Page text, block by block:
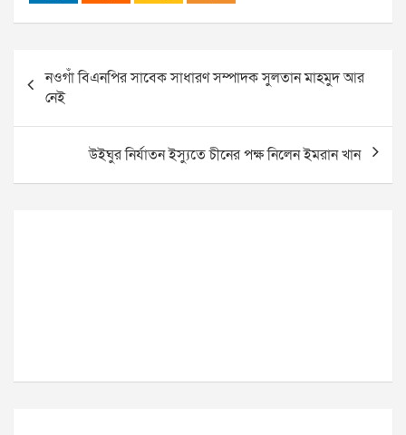
navigation
নওগাঁ বিএনপির সাবেক সাধারণ সম্পাদক সুলতান মাহমুদ আর
নেই
উইঘুর নির্যাতন ইস্যুতে চীনের পক্ষ নিলেন ইমরান খান